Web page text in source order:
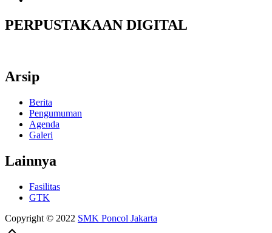
PERPUSTAKAAN DIGITAL
Arsip
Berita
Pengumuman
Agenda
Galeri
Lainnya
Fasilitas
GTK
Copyright © 2022 SMK Poncol Jakarta